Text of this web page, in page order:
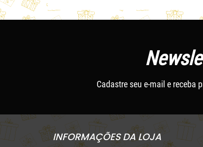
CXPP-32 Verde Claro
CXPP-35 Dourada
Cadastre seu e-mail e receba
INFORMAÇÕES DA LOJA